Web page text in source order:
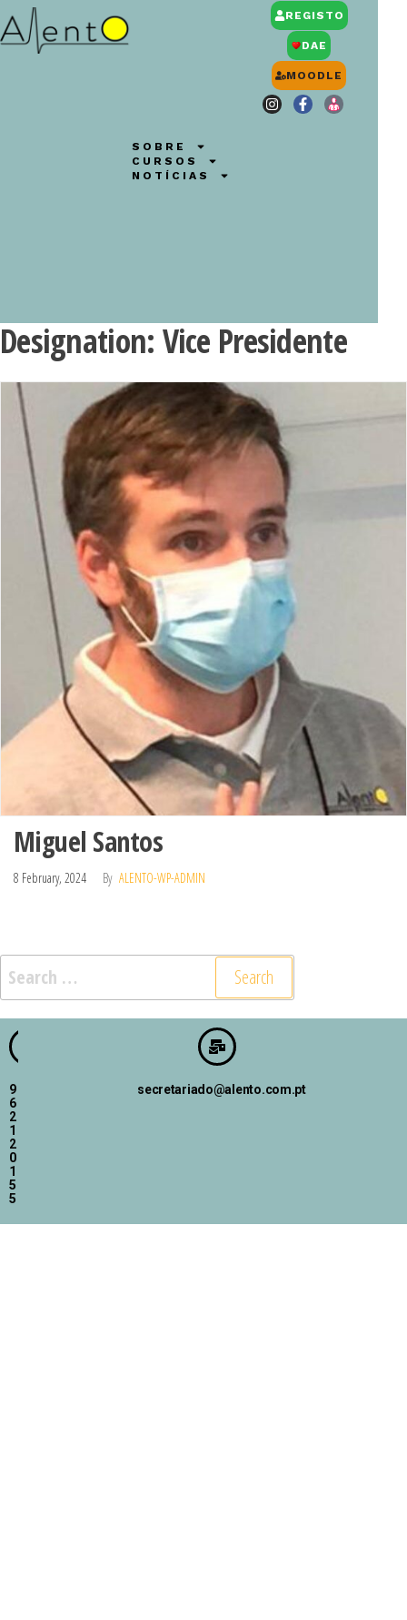
SOBRE
CURSOS
NOTÍCIAS
REGISTO
DAE
MOODLE
Designation: Vice Presidente
Miguel Santos
8 February, 2024 By ALENTO-WP-ADMIN
9
6
2
1
2
0
1
5
5
secretariado@alento.com.pt